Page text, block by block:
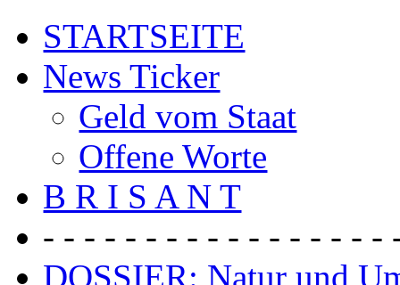
STARTSEITE
News Ticker
Geld vom Staat
Offene Worte
B R I S A N T
- - - - - - - - - - - - - - - - -
DOSSIER: Natur und